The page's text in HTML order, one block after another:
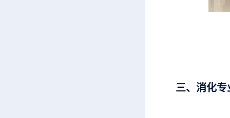
三、消化